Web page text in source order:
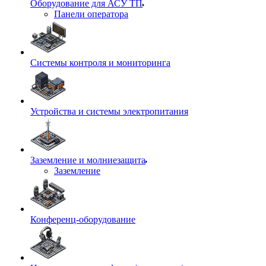
Оборудование для АСУ ТП
Панели оператора
Системы контроля и мониторинга
Устройства и системы электропитания
Заземление и молниезащита
Заземление
Конференц-оборудование